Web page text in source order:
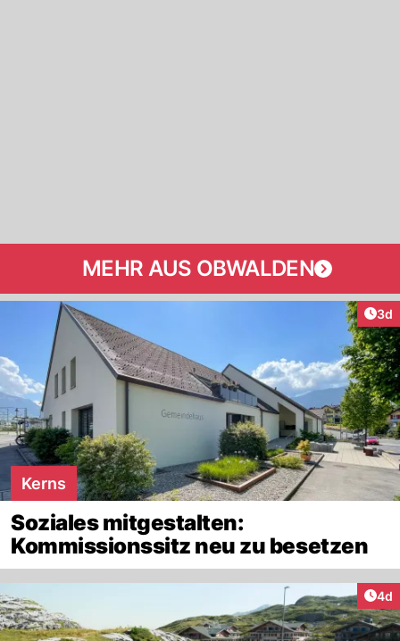
MEHR AUS OBWALDEN
3d
Kerns
Soziales mitgestalten:
Kommissionssitz neu zu besetzen
4d